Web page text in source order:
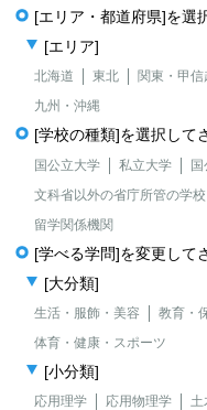
[エリア・都道府県]を選
[エリア]
北海道 東北 関東・甲信
九州・沖縄
[学校の種類]を選択して
国公立大学 私立大学
文科省以外の省庁所管の学校
留学関係機関
[学べる学問]を変更して
[大分類]
生活・服飾・美容 教育・
体育・健康・スポーツ
[小分類]
応用理学 応用物理学 土